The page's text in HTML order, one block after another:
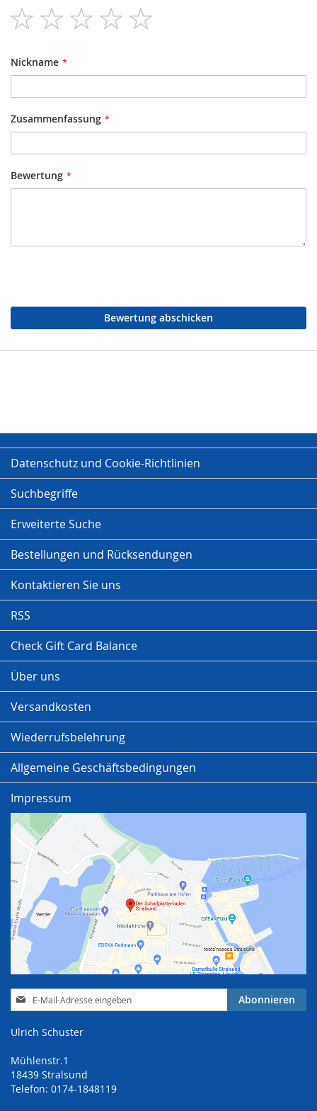
1
star
2
stars
3
stars
4
stars
Nickname
Zusammenfassung
Bewertung
Bewertung abschicken
Datenschutz und Cookie-Richtlinien
Suchbegriffe
Erweiterte Suche
Bestellungen und Rücksendungen
Kontaktieren Sie uns
RSS
Check Gift Card Balance
Über uns
Versandkosten
Wiederrufsbelehrung
Allgemeine Geschäftsbedingungen
Impressum
Anmeldung
zum
Abonnieren
Ulrich Schuster
Mühlenstr.1
18439 Stralsund
Telefon: 0174-1848119